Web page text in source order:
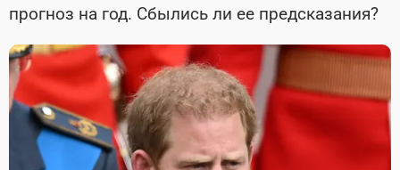
прогноз на год. Сбылись ли ее предсказания?